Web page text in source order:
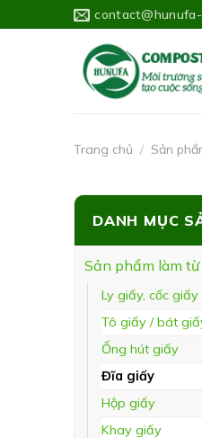
to
Trang chủ / Sản
DANH MỤC
Sản phẩm làm từ
Ly giấy, cốc giấy
Tô giấy / bát
Ống hút giấy
Đĩa giấy
Hộp giấy
Khay giấy